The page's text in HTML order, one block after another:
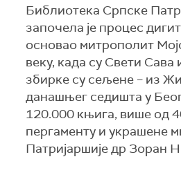
Библиотека Српске
започела је процес
основао митрополит
веку, када су Свети
збирке су сељене – из
данашњег седишта у
120.000 књига, више од
пергаменту и украшене
Патријаршије др Зоран